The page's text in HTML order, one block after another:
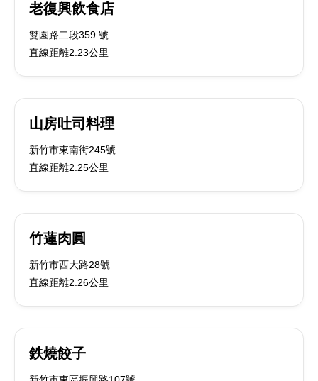
老復興飲食店
雙園路二段359 號
直線距離2.23公里
山房吐司料理
新竹市東南街245號
直線距離2.25公里
竹蓮肉圓
新竹市西大路28號
直線距離2.26公里
鉄燒餃子